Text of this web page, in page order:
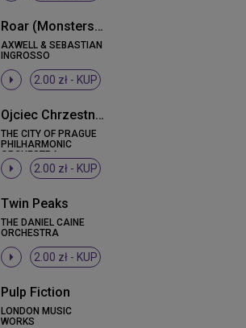
Roar (Monsters University OST)
AXWELL & SEBASTIAN
INGROSSO
2.00 zł - KUP
Ojciec Chrzestny / The Godfather
THE CITY OF PRAGUE
PHILHARMONIC
ORCHESTRA
2.00 zł - KUP
Twin Peaks
THE DANIEL CAINE
ORCHESTRA
2.00 zł - KUP
Pulp Fiction
LONDON MUSIC
WORKS